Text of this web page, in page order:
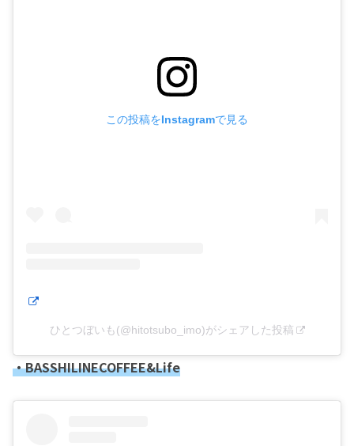
この投稿をInstagramで見る
ひとつぼいも(@hitotsubo_imo)がシェアした投稿
・BASSHILINECOFFEE&Life